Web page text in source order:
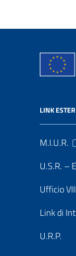
LINK
M.I.U.R.
U.S.R. –
Ufficio
Link di
U.R.P.